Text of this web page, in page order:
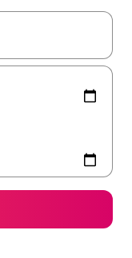
les flèches vers le